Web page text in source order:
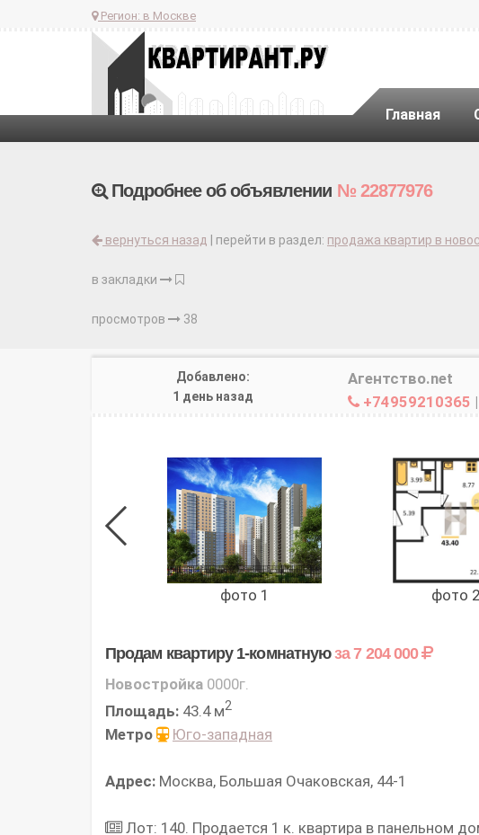
Регион: в Москве
Главная
Подробнее об объявлении № 22877976
вернуться назад | перейти в раздел: продажа квартир в
в закладки
просмотров 38
Добавлено:
1 день назад
Агентство.net
+74959210365 |
фото 1 фото 2
Продам квартиру 1-комнатнуюза 7 204 000
Новостройка 0000г.
Площадь: 43.4 м2
Метро Юго-западная
Адрес: Москва, Большая Очаковская, 44-1
Лот: 140. Продается 1 к. квартира в панельном